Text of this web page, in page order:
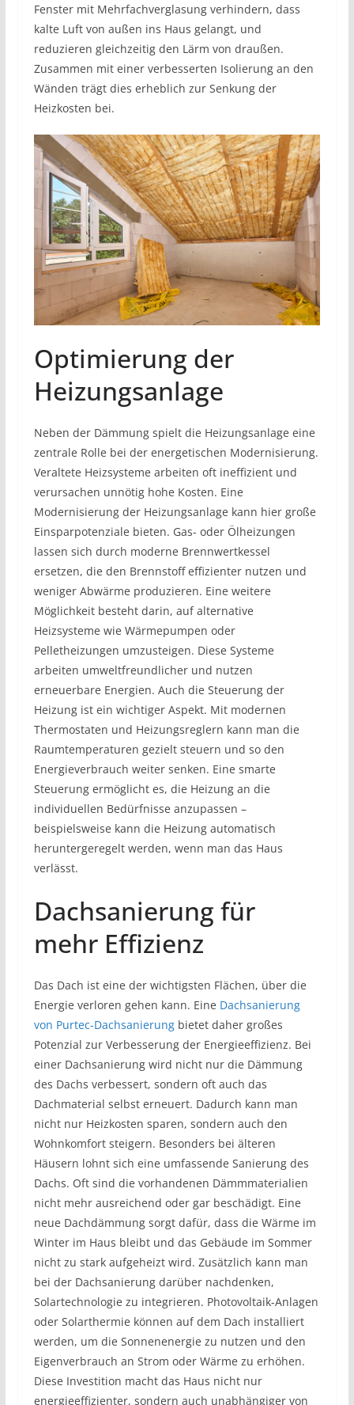
Fenster mit Mehrfachverglasung verhindern, dass
kalte Luft von außen ins Haus gelangt, und
reduzieren gleichzeitig den Lärm von draußen.
Zusammen mit einer verbesserten Isolierung an den
Wänden trägt dies erheblich zur Senkung der
Heizkosten bei.
Optimierung der
Heizungsanlage
Neben der Dämmung spielt die Heizungsanlage eine
zentrale Rolle bei der energetischen Modernisierung.
Veraltete Heizsysteme arbeiten oft ineffizient und
verursachen unnötig hohe Kosten. Eine
Modernisierung der Heizungsanlage kann hier große
Einsparpotenziale bieten. Gas- oder Ölheizungen
lassen sich durch moderne Brennwertkessel
ersetzen, die den Brennstoff effizienter nutzen und
weniger Abwärme produzieren. Eine weitere
Möglichkeit besteht darin, auf alternative
Heizsysteme wie Wärmepumpen oder
Pelletheizungen umzusteigen. Diese Systeme
arbeiten umweltfreundlicher und nutzen
erneuerbare Energien. Auch die Steuerung der
Heizung ist ein wichtiger Aspekt. Mit modernen
Thermostaten und Heizungsreglern kann man die
Raumtemperaturen gezielt steuern und so den
Energieverbrauch weiter senken. Eine smarte
Steuerung ermöglicht es, die Heizung an die
individuellen Bedürfnisse anzupassen –
beispielsweise kann die Heizung automatisch
heruntergeregelt werden, wenn man das Haus
verlässt.
Dachsanierung für
mehr Effizienz
Das Dach ist eine der wichtigsten Flächen, über die
Energie verloren gehen kann. Eine Dachsanierung
von Purtec-Dachsanierungbietet daher großes
Potenzial zur Verbesserung der Energieeffizienz. Bei
einer Dachsanierung wird nicht nur die Dämmung
des Dachs verbessert, sondern oft auch das
Dachmaterial selbst erneuert. Dadurch kann man
nicht nur Heizkosten sparen, sondern auch den
Wohnkomfort steigern. Besonders bei älteren
Häusern lohnt sich eine umfassende Sanierung des
Dachs. Oft sind die vorhandenen Dämmmaterialien
nicht mehr ausreichend oder gar beschädigt. Eine
neue Dachdämmung sorgt dafür, dass die Wärme im
Winter im Haus bleibt und das Gebäude im Sommer
nicht zu stark aufgeheizt wird. Zusätzlich kann man
bei der Dachsanierung darüber nachdenken,
Solartechnologie zu integrieren. Photovoltaik-Anlagen
oder Solarthermie können auf dem Dach installiert
werden, um die Sonnenenergie zu nutzen und den
Eigenverbrauch an Strom oder Wärme zu erhöhen.
Diese Investition macht das Haus nicht nur
energieeffizienter, sondern auch unabhängiger von